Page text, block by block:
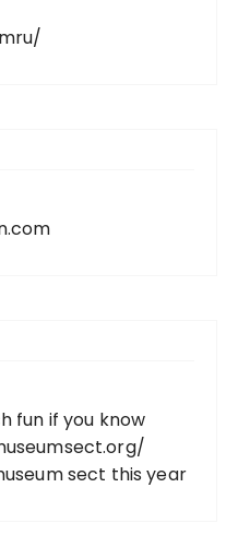
fun if you know
sect this year